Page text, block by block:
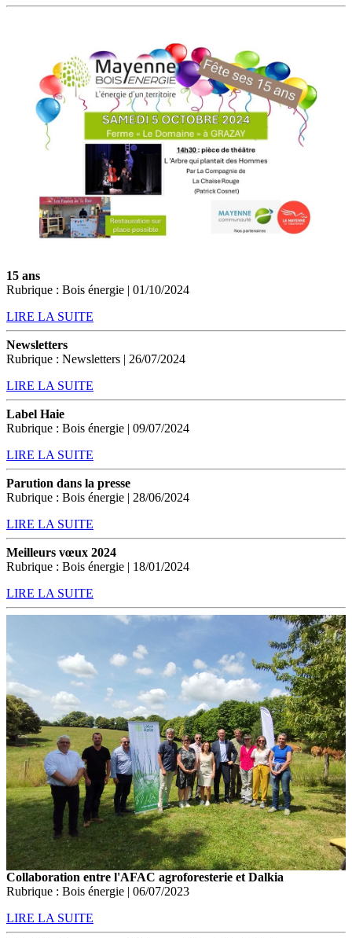
15 ans
Rubrique : Bois énergie | 01/10/2024
LIRE LA SUITE
Newsletters
Rubrique : Newsletters | 26/07/2024
LIRE LA SUITE
Label Haie
Rubrique : Bois énergie | 09/07/2024
LIRE LA SUITE
Parution dans la presse
Rubrique : Bois énergie | 28/06/2024
LIRE LA SUITE
Meilleurs vœux 2024
Rubrique : Bois énergie | 18/01/2024
LIRE LA SUITE
Collaboration entre l'AFAC agroforesterie et Dalkia
Rubrique : Bois énergie | 06/07/2023
LIRE LA SUITE